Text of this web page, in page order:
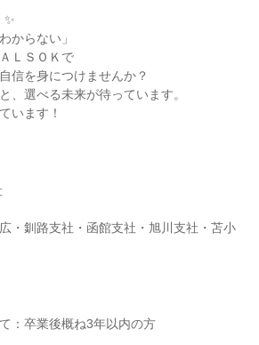
からない」
ＬＳＯＫで
信を身につけませんか？
、選べる未来が待っています。
います！
・釧路支社・函館支社・旭川支社・苫小
：卒業後概ね3年以内の方